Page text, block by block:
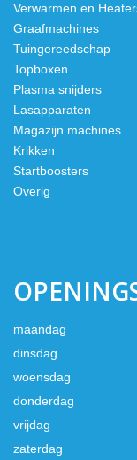
Verwarmen en
Graafmachines
Tuingereedschap
Topboxen
Plasma snijders
Lasapparaten
Magazijn machines
Krikken
Startboosters
Overig
maandag
dinsdag
woensdag
donderdag
vrijdag
zaterdag